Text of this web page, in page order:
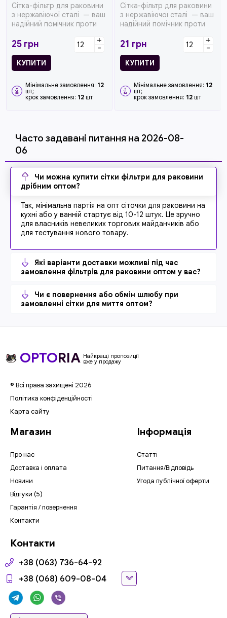
Сітка-фільтр для раковини
з нержавіючої сталі — ваш
надійний помічник проти
25 грн +
-
КУПИТИ
Мінімальне замовлення: 12
шт;
крок замовлення: 12 шт
Сітка-фільтр для раковини
з нержавіючої сталі — ваш
надійний помічник проти
21 грн +
-
КУПИТИ
Мінімальне замовлення: 12
шт;
крок замовлення: 12 шт
Часто задавані питання на 2026-08-
06
Чи можна купити сітки фільтри для раковини
дрібним оптом?
Так, мінімальна партія на опт сіточки для раковини на
кухні або у ванній стартує від 10-12 штук. Це зручно
для власників невеликих торгових майданчиків або
для тестування нового товару.
Які варіанти доставки можливі під час
замовлення фільтрів для раковини оптом у вас?
Чи є повернення або обмін шлюбу при
замовленні сітки для миття оптом?
OPTORIA Найкращі пропозиції
вже у продажу
© Всі права захищені 2026
Політика конфіденційності
Карта сайту
Магазин
Про нас
Доставка і оплата
Новини
Відгуки (5)
Гарантія / повернення
Контакти
Інформація
Статті
Питання/Відповідь
Угода публічної оферти
Контакти
+38 (063) 736-64-92
+38 (068) 609-08-04